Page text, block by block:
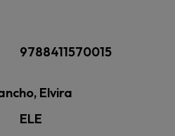
9788411570015
Elvira
ELE